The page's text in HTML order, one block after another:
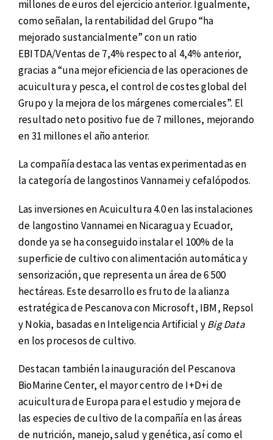
millones de euros del ejercicio anterior. Igualmente,
como señalan, la rentabilidad del Grupo “ha
mejorado sustancialmente” con un ratio
EBITDA/Ventas de 7,4% respecto al 4,4% anterior,
gracias a “una mejor eficiencia de las operaciones de
acuicultura y pesca, el control de costes global del
Grupo y la mejora de los márgenes comerciales”. El
resultado neto positivo fue de 7 millones, mejorando
en 31 millones el año anterior.
La compañía destaca las ventas experimentadas en
la categoría de langostinos Vannamei y cefalópodos.
Las inversiones en Acuicultura 4.0 en las instalaciones
de langostino Vannamei en Nicaragua y Ecuador,
donde ya se ha conseguido instalar el 100% de la
superficie de cultivo con alimentación automática y
sensorización, que representa un área de 6 500
hectáreas. Este desarrollo es fruto de la alianza
estratégica de Pescanova con Microsoft, IBM, Repsol
y Nokia, basadas en Inteligencia Artificial yBig Data
en los procesos de cultivo.
Destacan también la inauguración del Pescanova
BioMarine Center, el mayor centro de I+D+i de
acuicultura de Europa para el estudio y mejora de
las especies de cultivo de la compañía en las áreas
de nutrición, manejo, salud y genética, así como el